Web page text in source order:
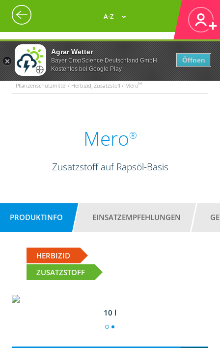
Agrar Wetter
Bayer CropScience Deutschland GmbH
Kostenlos bei Google Play
Öffnen
A-Z
Pflanzenschutzmittel / Herbizid, Zusatzstoff / Mero®
Mero®
Zusatzstoff auf Rapsöl-Basis
PRODUKTINFO EINSATZEMPFEHLUNGEN
HERBIZID
ZUSATZSTOFF
10 l